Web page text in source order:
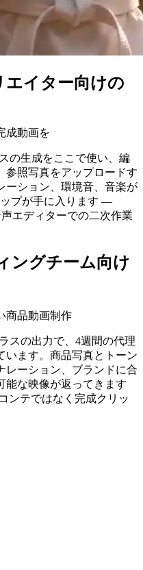
エイター向けの
成動画を
の生成をここで使い、編
参照写真をアップロードす
ーション、環境音、音楽が
プが手に入ります —
声エディターでの二次作業
ングチーム向け
商品動画制作
スの出力で、4週間の代理
います。商品写真とトーン
レーション、ブランドに合
能な映像が返ってきます
ンテではなく完成クリッ